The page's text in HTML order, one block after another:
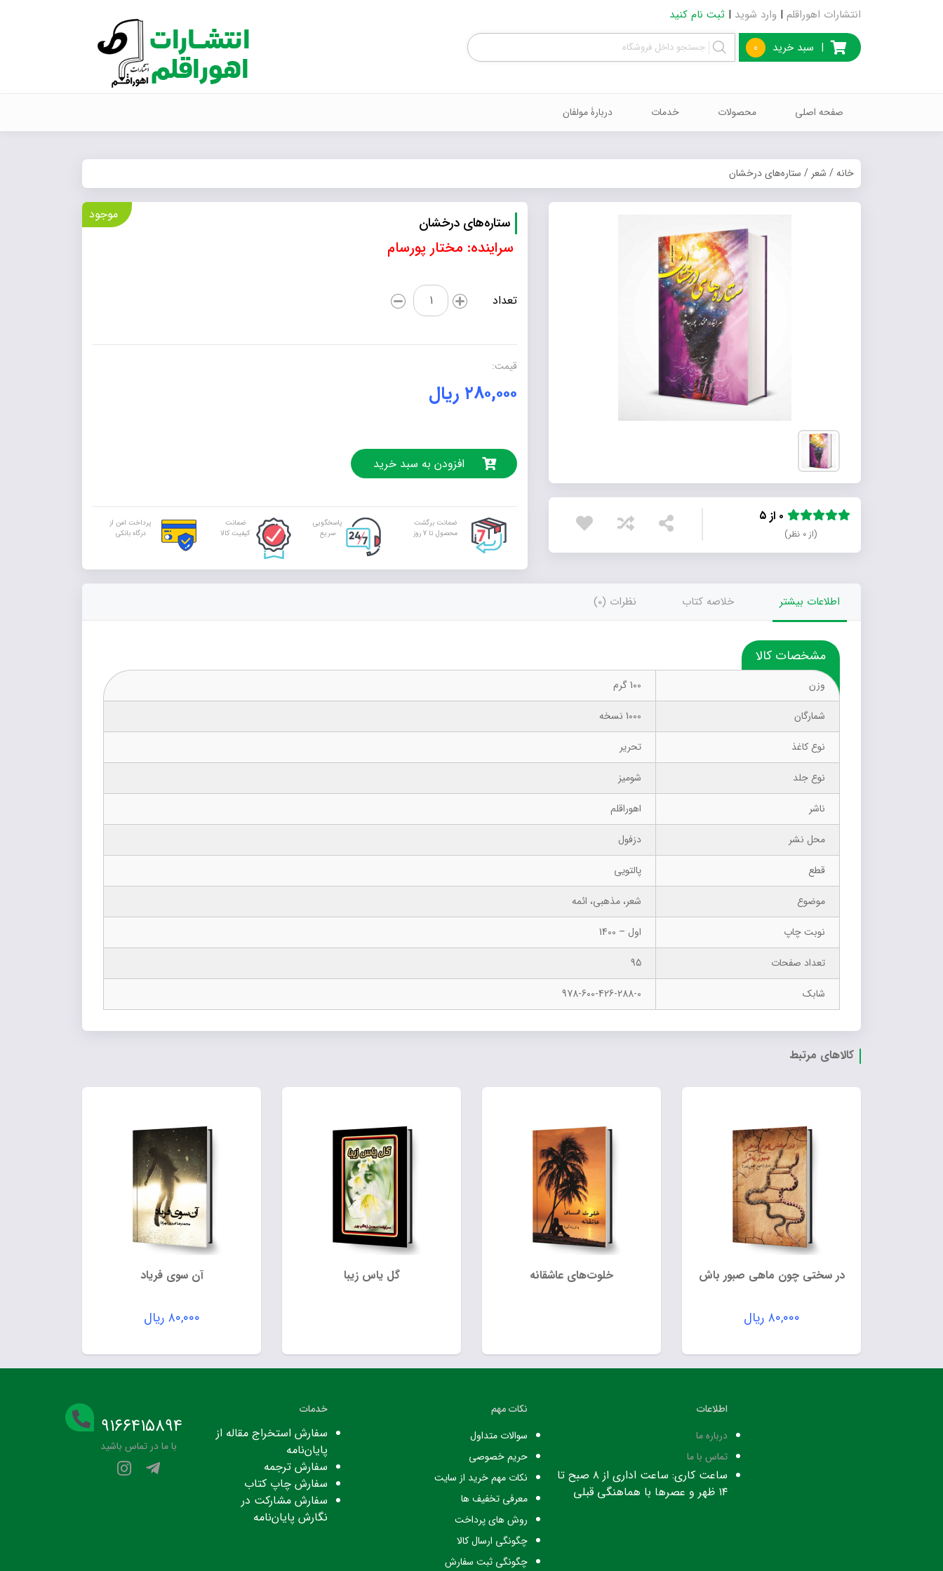
انتشارات اهوراقلم | وارد شوید | ثبت نام کنید
| سبد خرید 0
Products
search
صفحه اصلی محصولات خدمات دربارۀ مولفان
خانه/ شعر / ستاره‌های درخشان
(از ۰ نظر)
موجود ستاره‌های درخشان
سراینده: مختار پورسام
تعداد
ستاره‌های
درخشان
قیمت:
۲۸۰,۰۰۰ ریال
افزودن به سبد خرید
ضمانت برگشت
محصول تا 7 روز
پاسخگویی
سریع
ضمانت
کیفیت کالا
پرداخت امن از
درگاه بانکی
اطلاعات بیشتر خلاصه کتاب نظرات (0)
مشخصات کالا
وزن
100 گرم
شمارگان
1000 نسخه
نوع کاغذ
تحریر
نوع جلد
شومیز
ناشر
اهوراقلم
محل نشر
دزفول
قطع
پالتویی
موضوع
شعر، مذهبی، ائمه
نوبت چاپ
اول – 1400
تعداد صفحات
95
شابک
978-600-426-288-0
کالاهای مرتبط
در سختی چون ماهی صبور باش
۸۰,۰۰۰ ریال
خلوت‌های عاشقانه گل یاس زیبا آن سوی فریاد
۸۰,۰۰۰ ریال
اطلاعات
درباره ما
تماس با ما
ساعت کاری: ساعت اداری از ۸ صبح تا
۱۴ ظهر و عصرها با هماهنگی قبلی
نکات مهم
سوالات متداول
حریم خصوصی
نکات مهم خرید از سایت
معرفی تخفیف ها
روش های پرداخت
چگونگی ارسال کالا
چگونگی ثبت سفارش
خدمات
سفارش استخراج مقاله از
پایان‌نامه
سفارش ترجمه
سفارش چاپ کتاب
سفارش مشارکت در
نگارش پایان‌نامه
۹۱۶۶۴۱۵۸۹۴
با ما در تماس باشید